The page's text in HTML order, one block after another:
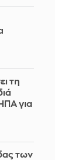
τη
για
των